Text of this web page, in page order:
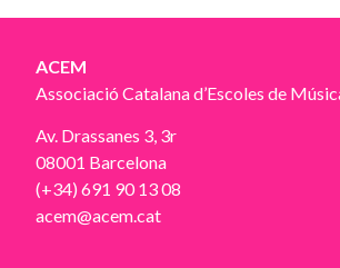
ACEM
Associació Catalana d’Escoles de
Av. Drassanes 3, 3r
08001 Barcelona
(+34) 691 90 13 08
acem@acem.cat